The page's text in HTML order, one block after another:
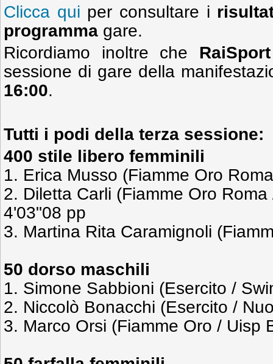
Clicca qui per consultare i
programma gare.
Ricordiamo inoltre che
sessione di gare della
16:00.
Tutti i podi della terza sessione:
400 stile libero femminili
1. Erica Musso (Fiamme Oro
2. Diletta Carli (Fiamme Oro
4'03"08 pp
3. Martina Rita Caramignoli
50 dorso maschili
1. Simone Sabbioni (Esercito /
2. Niccolò Bonacchi (Esercito /
3. Marco Orsi (Fiamme Oro / Uisp